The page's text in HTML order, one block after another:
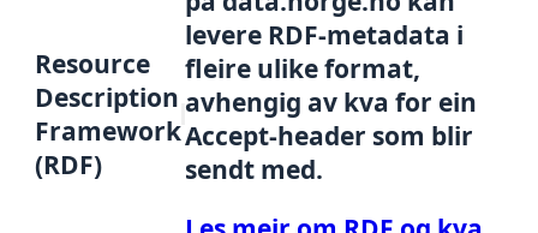
Resource
Description
Framework
(RDF)
levere RDF-metadata i
fleire ulike format,
avhengig av kva for ein
Accept-header som blir
sendt med.